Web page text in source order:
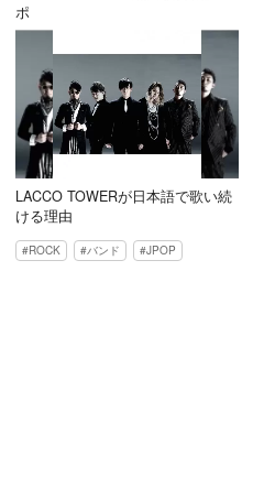
ポ
LACCO TOWERが日本語で歌い続
ける理由
ROCK バンド JPOP